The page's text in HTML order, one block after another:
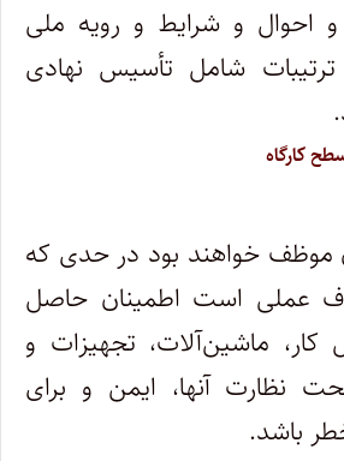
و احوال و شرایط و رویه ملی
ترتیبات شامل تأسیس نهادی
کارگاه
موظف خواهند بود در حدی که
عملی است اطمینان حاصل
کار، ماشین‌آلات، تجهیزات و
نظارت آنها، ایمن و برای
باشد.